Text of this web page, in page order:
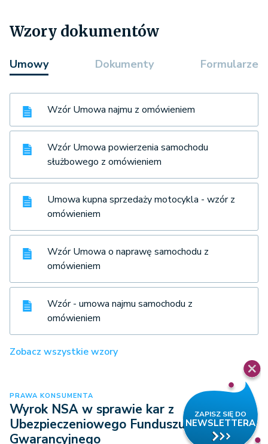
Wzory dokumentów
Umowy Dokumenty Formularze
Wzór Umowa najmu z omówieniem
Wzór Umowa powierzenia samochodu
służbowego z omówieniem
Umowa kupna sprzedaży motocykla - wzór z
omówieniem
Wzór Umowa o naprawę samochodu z
omówieniem
Wzór - umowa najmu samochodu z
omówieniem
Zobacz wszystkie wzory
PRAWA KONSUMENTA
Wyrok NSA w sprawie kar z
Ubezpieczeniowego Funduszu
Gwarancyjnego